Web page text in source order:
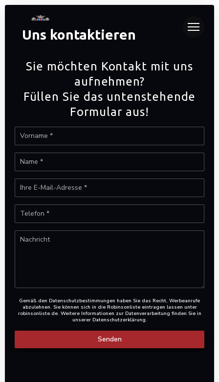
Uns kontaktieren
Sie möchten Kontakt mit uns
aufnehmen?
Füllen Sie das untenstehende
Formular aus!
Gemäß den Datenschutzbestimmungen haben Sie das Recht, Werbeanrufe
abzulehnen. Sie können sich in die Robinsonliste eintragen lassen unter
robinsonliste.de. Weitere Informationen zur Datenverarbeitung finden Sie in
unserer Datenschutzerklärung.